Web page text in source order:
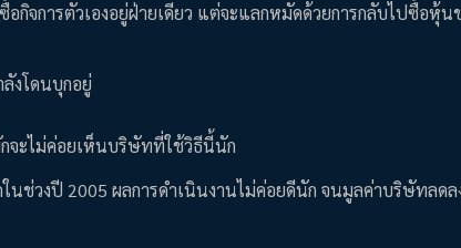
จการตัวเองอยู่ฝ่ายเดียว แต่จะแลกหมัดด้วยการกลับไปซื้อหุ้น
งโดนบุกอยู่
จะไม่ค่อยเห็นบริษัทที่ใช้วิธีนี้นัก
ช่วงปี 2005 ผลการดำเนินงานไม่ค่อยดีนัก จนมูลค่าบริษัทลดล